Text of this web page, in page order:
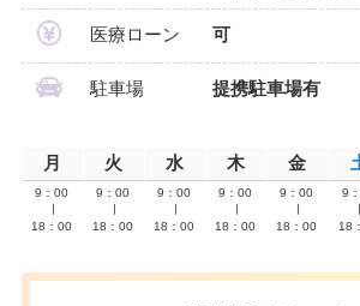
医療ローン 可
駐車場 提携駐車場有
月 火 水 木 金
9：00
18：00
9：00
18：00
9：00
18：00
9：00
18：00
9：00
18：00
9
18